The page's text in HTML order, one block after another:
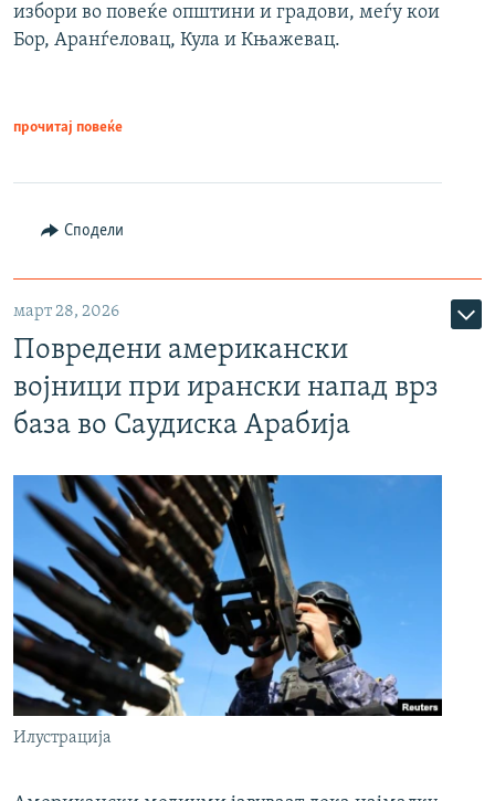
избори во повеќе општини и градови, меѓу кои
Бор, Аранѓеловац, Кула и Књажевац.
прочитај повеќе
Сподели
март 28, 2026
Повредени американски
војници при ирански напад врз
база во Саудиска Арабија
Илустрација